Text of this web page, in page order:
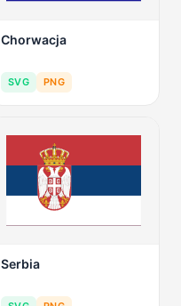
Chorwacja
SVG PNG
Serbia